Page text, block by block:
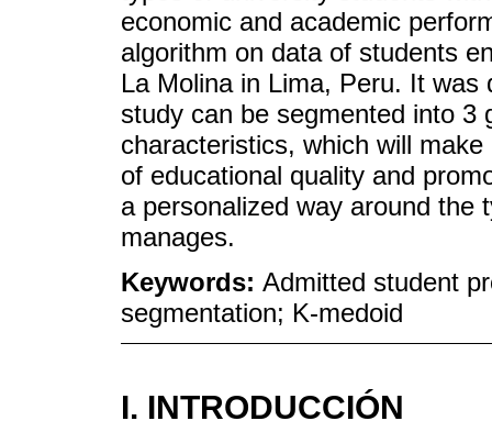
economic and academic
algorithm on data of students
La Molina in Lima, Peru. It
study can be segmented into 3
characteristics, which will
of educational quality and
a personalized way around the
manages.
Keywords: Admitted student
segmentation; K-medoid
I. INTRODUCCIÓN